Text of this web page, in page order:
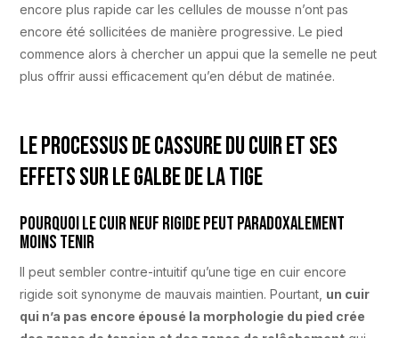
encore plus rapide car les cellules de mousse n’ont pas
encore été sollicitées de manière progressive. Le pied
commence alors à chercher un appui que la semelle ne peut
plus offrir aussi efficacement qu’en début de matinée.
Le processus de cassure du cuir et ses
effets sur le galbe de la tige
Pourquoi le cuir neuf rigide peut paradoxalement
moins tenir
Il peut sembler contre-intuitif qu’une tige en cuir encore
rigide soit synonyme de mauvais maintien. Pourtant, un cuir
qui n’a pas encore épousé la morphologie du pied crée